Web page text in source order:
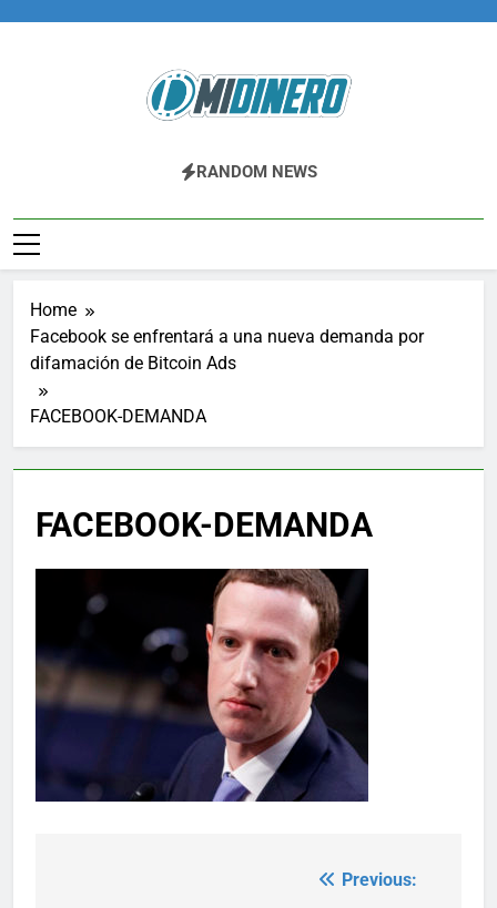
Midinero.co
Fintech, Criptomonedas
RANDOM NEWS
Home
Facebook se enfrentará a una nueva demanda por
difamación de Bitcoin Ads
FACEBOOK-DEMANDA
FACEBOOK-DEMANDA
Previous: